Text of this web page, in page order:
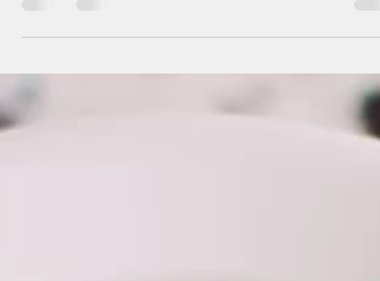
Cette semaine je transforme un dessert
automnal aux châtaignes et butternut !